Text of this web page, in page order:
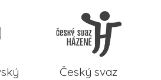
Český svaz